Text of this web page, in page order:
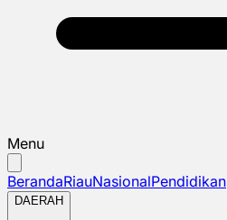
Menu
BerandaRiauNasionalPendidikan
DAERAH